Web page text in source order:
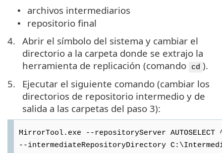
• archivos intermediarios
•
repositorio final
4. Abrir el símbolo del sistema y cambiar el
directorio a la carpeta donde se extrajo la
herramienta de replicación (comando
cd ).
5.
Ejecutar el siguiente comando (cambiar los
directorios de repositorio intermedio y de
salida a las carpetas del paso 3):
MirrorTool.exe --repositoryServer AUTOSELECT
--intermediateRepositoryDirectory